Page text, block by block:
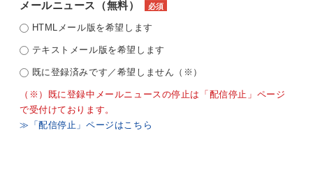
メールニュース（無料） 必須
HTMLメール版を希望します
テキストメール版を希望します
既に登録済みです／希望しません（※）
（※）既に登録中メールニュースの停止は「配信停止」ページ
で受付けております。
≫「配信停止」ページはこちら